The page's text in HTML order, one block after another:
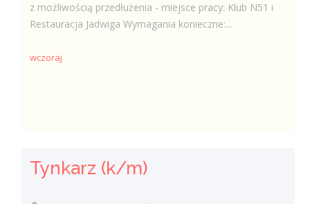
z możliwością przedłużenia - miejsce pracy: Klub N51 i
Restauracja Jadwiga Wymagania konieczne:...
wczoraj
Tynkarz (k/m)